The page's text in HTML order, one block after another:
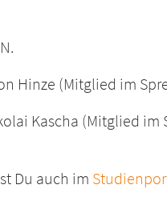
Hinze (Mitglied im
Kascha (Mitglied im
Du auch im